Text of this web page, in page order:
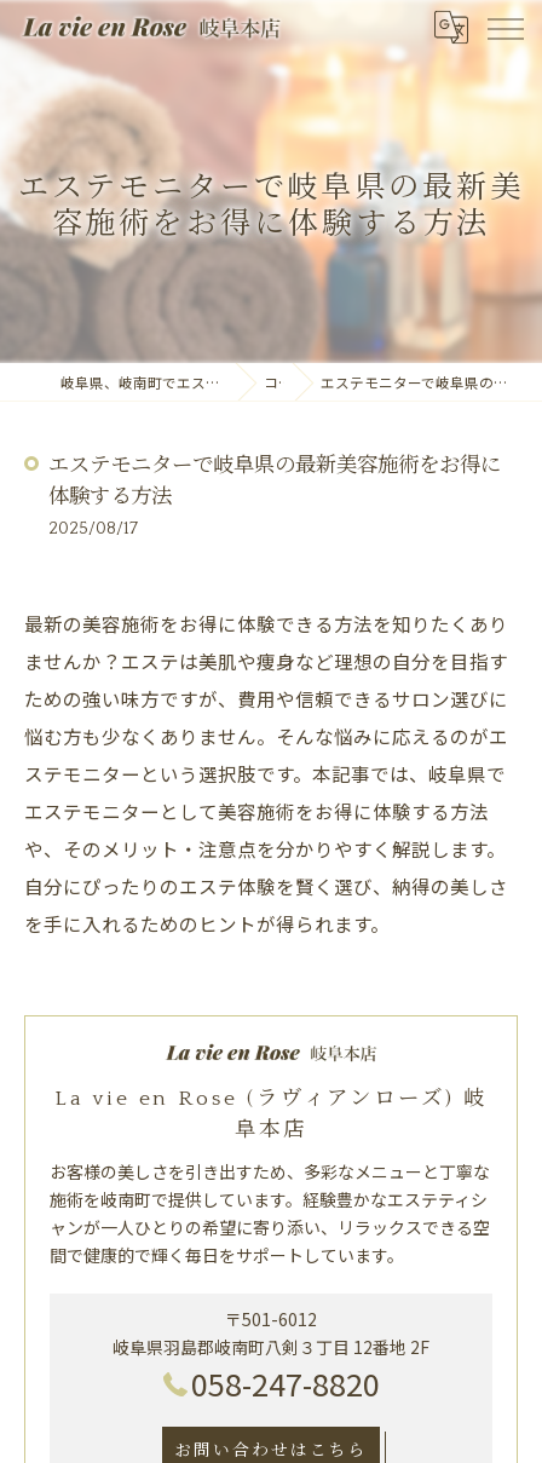
エステモニターで岐阜県の最新美
容施術をお得に体験する方法
岐阜県、岐南町でエステならLa vie en Rose 岐阜本店 コラム エステモニターで岐阜県の最新美容施術をお得に体験する方法
エステモニターで岐阜県の最新美容施術をお得に
体験する方法
2025/08/17
最新の美容施術をお得に体験できる方法を知りたくあり
ませんか？エステは美肌や痩身など理想の自分を目指す
ための強い味方ですが、費用や信頼できるサロン選びに
悩む方も少なくありません。そんな悩みに応えるのがエ
ステモニターという選択肢です。本記事では、岐阜県で
エステモニターとして美容施術をお得に体験する方法
や、そのメリット・注意点を分かりやすく解説します。
自分にぴったりのエステ体験を賢く選び、納得の美しさ
を手に入れるためのヒントが得られます。
La vie en Rose (ラヴィアンローズ) 岐
阜本店
お客様の美しさを引き出すため、多彩なメニューと丁寧な
施術を岐南町で提供しています。経験豊かなエステティシ
ャンが一人ひとりの希望に寄り添い、リラックスできる空
間で健康的で輝く毎日をサポートしています。
〒501-6012
岐阜県羽島郡岐南町八剣３丁目 12番地 2F
058-247-8820
お問い合わせはこちら